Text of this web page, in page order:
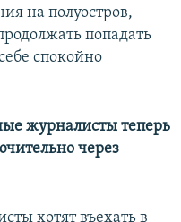
на полуостров,
попадать
спокойно
журналисты теперь
через
хотят въехать в